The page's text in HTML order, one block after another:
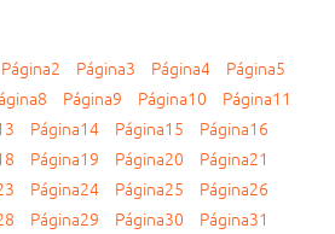
Página2 Página3 Página4 Página5
8 Página9 Página10 Página11
Página14 Página15 Página16
Página19 Página20 Página21
Página24 Página25 Página26
Página29 Página30 Página31